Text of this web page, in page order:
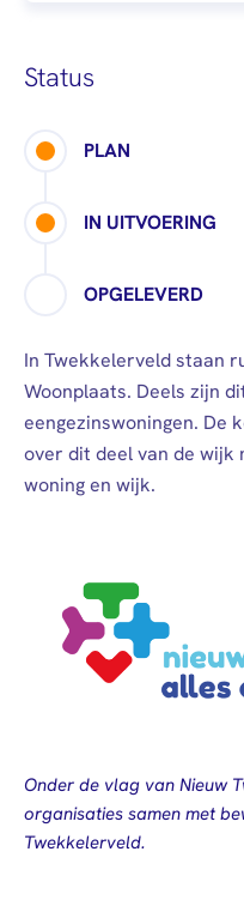
echtscheiding
ondernemers
verklaring
Stakeholdersbeleid
Status
PLAN
IN UITVOERING
OPGELEVERD
In Twekkelerveld staan
Woonplaats. Deels zijn
eengezinswoningen. De
over dit deel van de wijk
woning en wijk.
Onder de vlag van Nieuw
organisaties samen met
Twekkelerveld.